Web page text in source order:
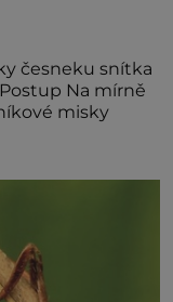
misky